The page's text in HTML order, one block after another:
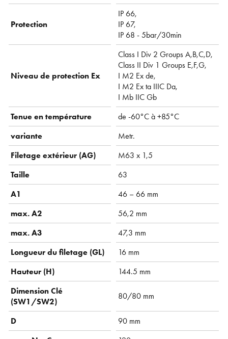
Protection
IP 66,
IP 67,
IP 68 - 5bar/30min
Niveau de protection Ex
Class I Div 2 Groups A,B,C,D,
Class II Div 1 Groups E,F,G,
I M2 Ex de,
I M2 Ex ta IIIC Da,
I Mb IIC Gb
Tenue en température
de -60°C à +85°C
variante
Metr.
Filetage extérieur (AG)
M63 x 1,5
Taille
63
A1
46 – 66 mm
max. A2
56,2 mm
max. A3
47,3 mm
Longueur du filetage (GL)
16 mm
Hauteur (H)
144.5 mm
Dimension Clé
(SW1/SW2)
80/80 mm
D
90 mm